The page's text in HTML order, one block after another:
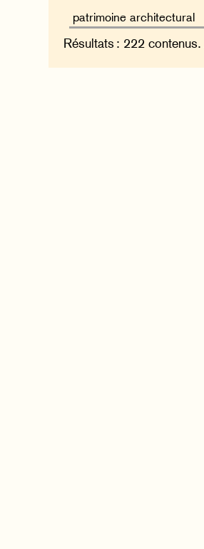
Résultats : 222 contenus.